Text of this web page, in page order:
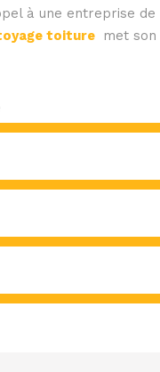
à une entreprise de
toiture
met